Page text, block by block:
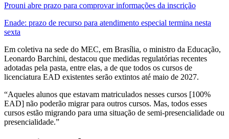
Prouni abre prazo para comprovar informações da inscrição
Enade: prazo de recurso para atendimento especial termina nesta
sexta
Em coletiva na sede do MEC, em Brasília, o ministro da Educação,
Leonardo Barchini, destacou que medidas regulatórias recentes
adotadas pela pasta, entre elas, a de que todos os cursos de
licenciatura EAD existentes serão extintos até maio de 2027.
“Aqueles alunos que estavam matriculados nesses cursos [100%
EAD] não poderão migrar para outros cursos. Mas, todos esses
cursos estão migrando para uma situação de semi-presencialidade ou
presencialidade.”